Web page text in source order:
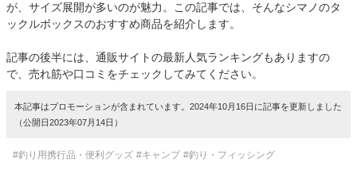
が、サイズ展開が多いのが魅力。この記事では、そんなシマノのタ
ックルボックスのおすすめ商品を紹介します。
記事の後半には、通販サイトの最新人気ランキングもありますの
で、売れ筋や口コミをチェックしてみてください。
本記事はプロモーションが含まれています。2024年10月16日に記事を更新しました
（公開日2023年07月14日）
#釣り用携行品・便利グッズ #キャンプ #釣り・フィッシング